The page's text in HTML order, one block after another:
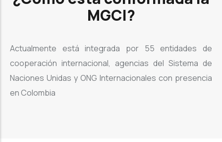
MGCI?
Actualmente está integrada por 55 entidades de
cooperación internacional, agencias del Sistema de
Naciones Unidas y ONG Internacionales con presencia
en Colombia